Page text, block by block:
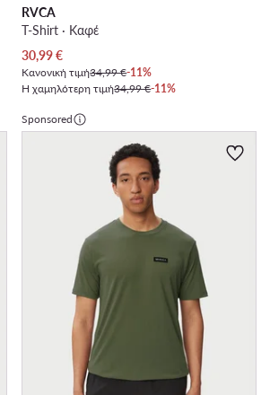
RVCA
T-Shirt · Καφέ
Τρέχουσα τιμή
30,99€
Κανονική τιμή34,99 €-11%
Η χαμηλότερη τιμή34,99 €-11%
Sponsored